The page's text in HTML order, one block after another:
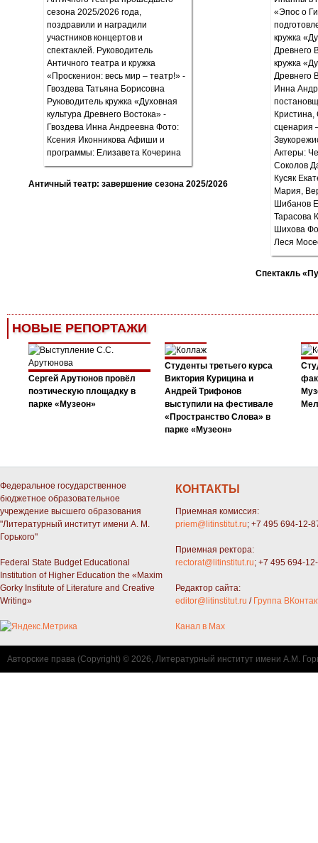
Античный театр: завершение сезона 2025/2026
Спектакль
НОВЫЕ РЕПОРТАЖИ
Сергей Арутюнов провёл
поэтическую площадку в
парке «Музеон»
Студенты третьего курса
Виктория Курицина и
Андрей Трифонов
выступили на фестивале
«Пространство Слова» в
парке «Музеон»
Федеральное государственное
бюджетное образовательное
учреждение высшего образования
"Литературный институт имени А. М.
Горького"
Federal State Budget Educational
Institution of Higher Education the «Maxim
Gorky Institute of Literature and Creative
Writing»
КОНТАКТЫ
Приемная комиссия:
priem@litinstitut.ru; +7 495 694-12-
Приемная ректора:
rectorat@litinstitut.ru; +7 495 694-
Редактор сайта:
editor@litinstitut.ru / Группа
Канал в Max
Авторские права (Copyright) © 2026, Литературный институт имени А.М.